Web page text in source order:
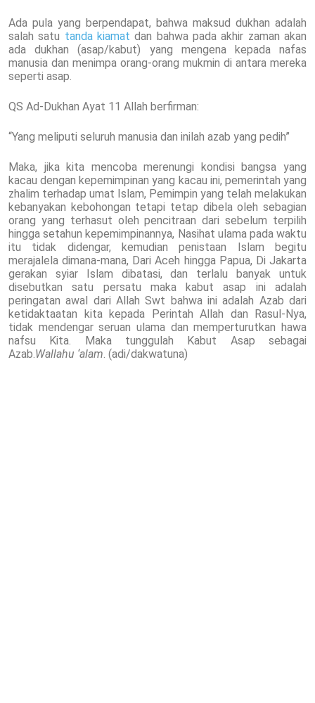
Ada pula yang berpendapat, bahwa maksud dukhan adalah
salah satu tanda kiamat dan bahwa pada akhir zaman akan
ada dukhan (asap/kabut) yang mengena kepada nafas
manusia dan menimpa orang-orang mukmin di antara mereka
seperti asap.
QS Ad-Dukhan Ayat 11 Allah berfirman:
“Yang meliputi seluruh manusia dan inilah azab yang pedih”
Maka, jika kita mencoba merenungi kondisi bangsa yang
kacau dengan kepemimpinan yang kacau ini, pemerintah yang
zhalim terhadap umat Islam, Pemimpin yang telah melakukan
kebanyakan kebohongan tetapi tetap dibela oleh sebagian
orang yang terhasut oleh pencitraan dari sebelum terpilih
hingga setahun kepemimpinannya, Nasihat ulama pada waktu
itu tidak didengar, kemudian penistaan Islam begitu
merajalela dimana-mana, Dari Aceh hingga Papua, Di Jakarta
gerakan syiar Islam dibatasi, dan terlalu banyak untuk
disebutkan satu persatu maka kabut asap ini adalah
peringatan awal dari Allah Swt bahwa ini adalah Azab dari
ketidaktaatan kita kepada Perintah Allah dan Rasul-Nya,
tidak mendengar seruan ulama dan memperturutkan hawa
nafsu Kita. Maka tunggulah Kabut Asap sebagai
Azab. Wallahu ‘alam . (adi/dakwatuna)